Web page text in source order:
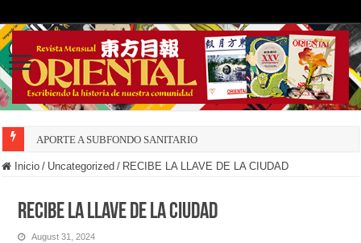
APORTE A SUBFONDO SANITARIO
Inicio / Uncategorized / RECIBE LA LLAVE DE LA CIUDAD
RECIBE LA LLAVE DE LA CIUDAD
August 31, 2024